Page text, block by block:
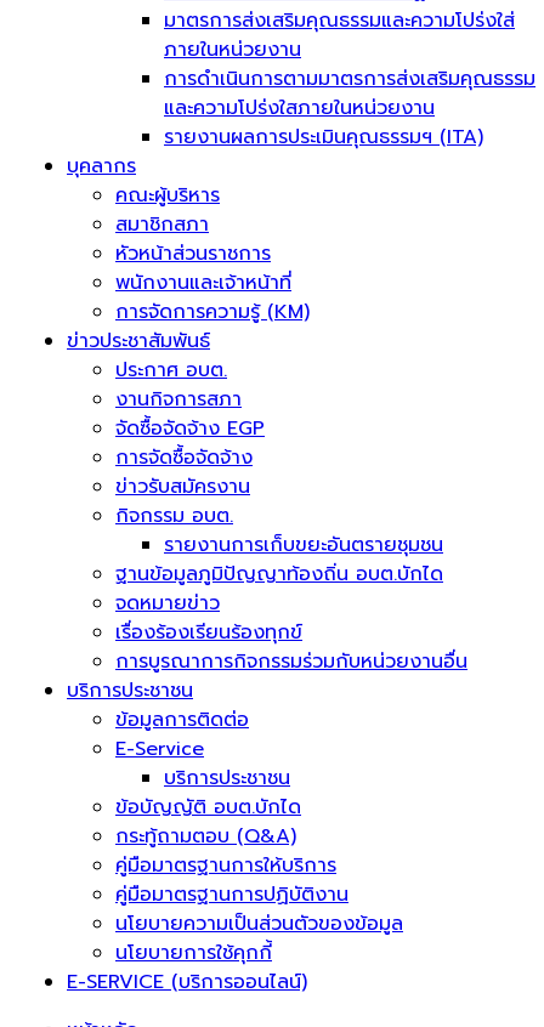
มาตรการส่งเสริมคุณธรรมและความโปร่งใส่
ภายในหน่วยงาน
การดำเนินการตามมาตรการส่งเสริมคุณธรรม
และความโปร่งใสภายในหน่วยงาน
รายงานผลการประเมินคุณธรรมฯ (ITA)
บุคลากร
คณะผู้บริหาร
สมาชิกสภา
หัวหน้าส่วนราชการ
พนักงานและเจ้าหน้าที่
การจัดการความรู้ (KM)
ข่าวประชาสัมพันธ์
ประกาศ อบต.
งานกิจการสภา
จัดซื้อจัดจ้าง EGP
การจัดซื้อจัดจ้าง
ข่าวรับสมัครงาน
กิจกรรม อบต.
รายงานการเก็บขยะอันตรายชุมชน
ฐานข้อมูลภูมิปัญญาท้องถิ่น อบต.บักได
จดหมายข่าว
เรื่องร้องเรียนร้องทุกข์
การบูรณาการกิจกรรมร่วมกับหน่วยงานอื่น
บริการประชาชน
ข้อมูลการติดต่อ
E-Service
บริการประชาชน
ข้อบัญญัติ อบต.บักได
กระทู้ถามตอบ (Q&A)
คู่มือมาตรฐานการให้บริการ
คู่มือมาตรฐานการปฏิบัติงาน
นโยบายความเป็นส่วนตัวของข้อมูล
นโยบายการใช้คุกกี้
E-SERVICE (บริการออนไลน์)